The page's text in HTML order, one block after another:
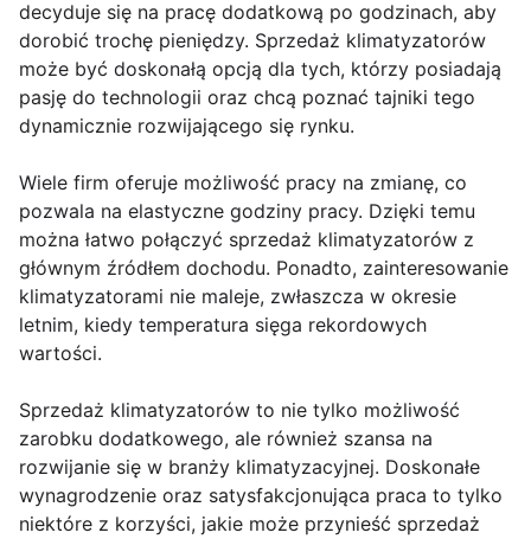
decyduje się na pracę dodatkową po godzinach, aby
dorobić trochę pieniędzy. Sprzedaż klimatyzatorów
może być doskonałą opcją dla tych, którzy posiadają
pasję do technologii oraz chcą poznać tajniki tego
dynamicznie rozwijającego się rynku.
Wiele firm oferuje możliwość pracy na zmianę, co
pozwala na elastyczne godziny pracy. Dzięki temu
można łatwo połączyć sprzedaż klimatyzatorów z
głównym źródłem dochodu. Ponadto, zainteresowanie
klimatyzatorami nie maleje, zwłaszcza w okresie
letnim, kiedy temperatura sięga rekordowych
wartości.
Sprzedaż klimatyzatorów to nie tylko możliwość
zarobku dodatkowego, ale również szansa na
rozwijanie się w branży klimatyzacyjnej. Doskonałe
wynagrodzenie oraz satysfakcjonująca praca to tylko
niektóre z korzyści, jakie może przynieść sprzedaż